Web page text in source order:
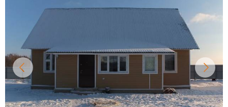
Красноборский район
Онежский район
Северодвинск Устьянский район